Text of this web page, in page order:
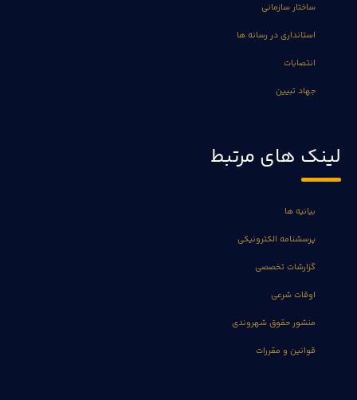
ساختار سازمانی
استانداری در رسانه ها
انتصابات
جهاد تبیین
لینک های مرتبط
بیانیه ها
پرسشنامه الکترونیکی
گزارشات تخصصی
اوقات شرعی
منشور حقوق شهروندی
قوانین و مقررات